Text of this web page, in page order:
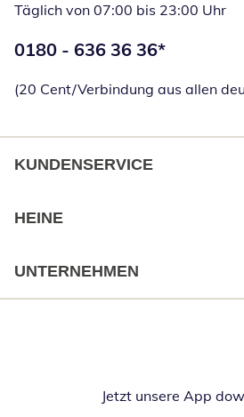
Täglich von 07:00 bis 23:00 Uhr
Telefonnummer:
0180 - 636 36 36*
(20 Cent/Verbindung aus allen
KUNDENSERVICE
HEINE
UNTERNEHMEN
Jetzt unsere App